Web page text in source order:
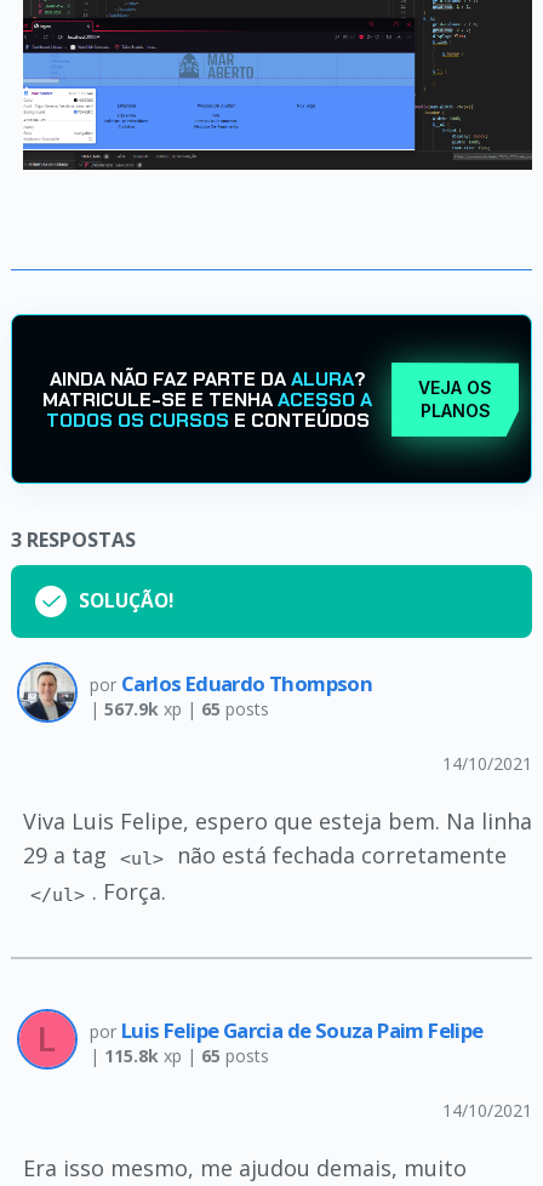
AINDA NÃO FAZ PARTE DAALURA?
MATRICULE-SE E TENHAACESSO A
TODOS OS CURSOS E CONTEÚDOS
VEJA OS
PLANOS
3 RESPOSTAS
SOLUÇÃO!
por Carlos Eduardo Thompson
| 567.9kxp | 65 posts
14/10/2021
Viva Luis Felipe, espero que esteja bem. Na linha
29 a tag
<ul> não está fechada corretamente
</ul> . Força.
por Luis Felipe Garcia de Souza Paim Felipe
| 115.8kxp | 65 posts
14/10/2021
Era isso mesmo, me ajudou demais, muito